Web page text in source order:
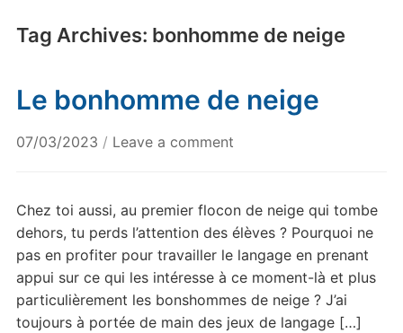
Tag Archives: bonhomme de neige
Le bonhomme de neige
07/03/2023 / Leave a comment
Chez toi aussi, au premier flocon de neige qui tombe
dehors, tu perds l’attention des élèves ? Pourquoi ne
pas en profiter pour travailler le langage en prenant
appui sur ce qui les intéresse à ce moment-là et plus
particulièrement les bonshommes de neige ? J’ai
toujours à portée de main des jeux de langage […]